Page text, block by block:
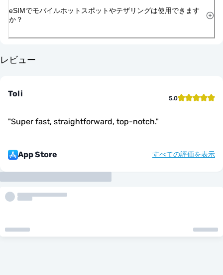
eSIMでモバイルホットスポットやテザリングは使用できます
か？
レビュー
Toli 5.0
"Super fast, straightforward, top-notch."
App Store すべての評価を表示